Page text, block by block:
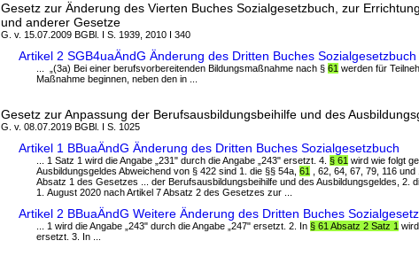
Gesetz zur Änderung des Vierten Buches Sozialgesetzbuch, zur
und anderer Gesetze
G. v. 15.07.2009 BGBl. I S. 1939, 2010 I 340
Artikel 2 SGB4uaÄndG Änderung des Dritten Buches Sozialgesetzbuch
... „(3a) Bei einer berufsvorbereitenden Bildungsmaßnahme nach § 61 werden für
Maßnahme beginnen, neben den in ...
Gesetz zur Anpassung der Berufsausbildungsbeihilfe und des
G. v. 08.07.2019 BGBl. I S. 1025
Artikel 1 BBuaÄndG Änderung des Dritten Buches Sozialgesetzbuch
... 1 Satz 1 wird die Angabe „231" durch die Angabe „243" ersetzt. 4. § 61 wird wie folgt
Ausbildungsgeldes Abweichend von § 422 sind 1. die §§ 54a, 61
, 62, 64, 67, 79, 116
Absatz 1 des Gesetzes ... der Berufsausbildungsbeihilfe und des Ausbildungsgeldes, 2.
1. August 2020 nach Artikel 7 Absatz 2 des Gesetzes zur ...
Artikel 2 BBuaÄndG Weitere Änderung des Dritten Buches
... 1 wird die Angabe „243" durch die Angabe „247" ersetzt. 2. In § 61 Absatz 2 Satz 1
ersetzt. 3. In ...